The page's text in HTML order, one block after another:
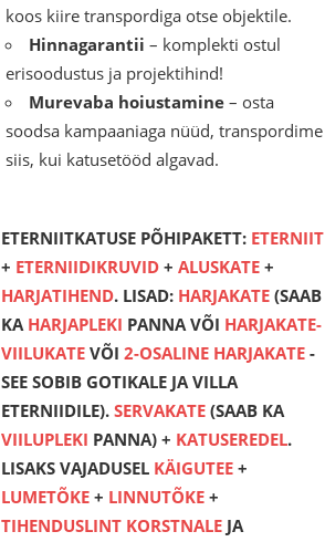
koos kiire transpordiga otse objektile.
Hinnagarantii – komplekti ostul
erisoodustus ja projektihind!
Murevaba hoiustamine – osta
soodsa kampaaniaga nüüd, transpordime
siis, kui katusetööd algavad.
ETERNIITKATUSE PÕHIPAKETT: ETERNIIT
+ ETERNIIDIKRUVID+ ALUSKATE+
HARJATIHEND. LISAD: HARJAKATE(SAAB
KA HARJAPLEKI PANNA VÕI HARJAKATE-
VIILUKATEVÕI 2-OSALINE HARJAKATE-
SEE SOBIB GOTIKALE JA VILLA
ETERNIIDILE). SERVAKATE(SAAB KA
VIILUPLEKI PANNA) + KATUSEREDEL.
LISAKS VAJADUSEL KÄIGUTEE+
LUMETÕKE+ LINNUTÕKE+
TIHENDUSLINT KORSTNALEJA